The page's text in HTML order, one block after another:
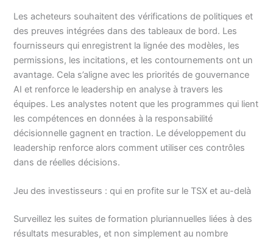
Les acheteurs souhaitent des vérifications de politiques et
des preuves intégrées dans des tableaux de bord. Les
fournisseurs qui enregistrent la lignée des modèles, les
permissions, les incitations, et les contournements ont un
avantage. Cela s’aligne avec les priorités de gouvernance
AI et renforce le leadership en analyse à travers les
équipes. Les analystes notent que les programmes qui lient
les compétences en données à la responsabilité
décisionnelle gagnent en traction. Le développement du
leadership renforce alors comment utiliser ces contrôles
dans de réelles décisions.
Jeu des investisseurs : qui en profite sur le TSX et au-delà
Surveillez les suites de formation pluriannuelles liées à des
résultats mesurables, et non simplement au nombre